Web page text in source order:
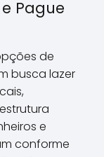
Pague
de
busca lazer
e
conforme